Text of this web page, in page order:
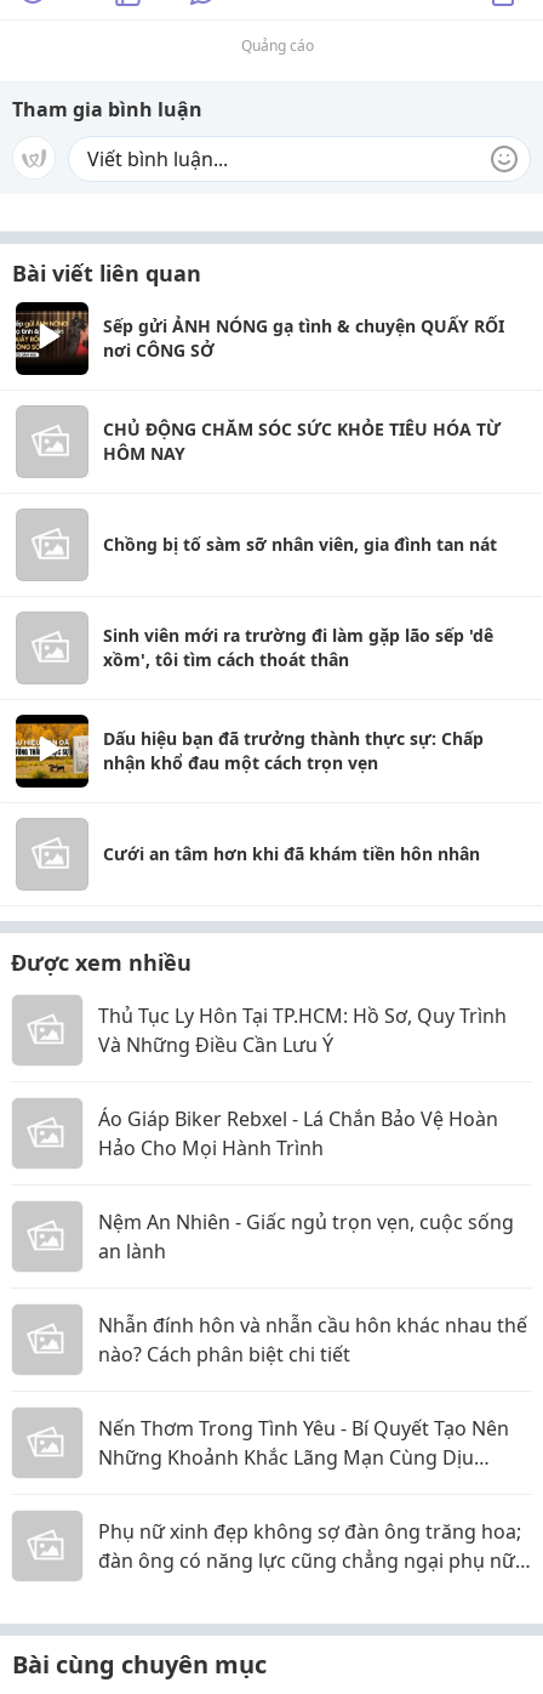
Quảng cáo
Tham gia bình luận
Bài viết liên quan
Sếp gửi ẢNH NÓNG gạ tình & chuyện QUẤY RỐI
nơi CÔNG SỞ
CHỦ ĐỘNG CHĂM SÓC SỨC KHỎE TIÊU HÓA TỪ
HÔM NAY
Chồng bị tố sàm sỡ nhân viên, gia đình tan nát
Sinh viên mới ra trường đi làm gặp lão sếp 'dê
xồm', tôi tìm cách thoát thân
Dấu hiệu bạn đã trưởng thành thực sự: Chấp
nhận khổ đau một cách trọn vẹn
Cưới an tâm hơn khi đã khám tiền hôn nhân
Được xem nhiều
Thủ Tục Ly Hôn Tại TP.HCM: Hồ Sơ, Quy Trình
Và Những Điều Cần Lưu Ý
Áo Giáp Biker Rebxel - Lá Chắn Bảo Vệ Hoàn
Hảo Cho Mọi Hành Trình
Nệm An Nhiên - Giấc ngủ trọn vẹn, cuộc sống
an lành
Nhẫn đính hôn và nhẫn cầu hôn khác nhau thế
nào? Cách phân biệt chi tiết
Nến Thơm Trong Tình Yêu - Bí Quyết Tạo Nên
Những Khoảnh Khắc Lãng Mạn Cùng Dịu
Phụ nữ xinh đẹp không sợ đàn ông trăng hoa;
đàn ông có năng lực cũng chẳng ngại phụ nữ
Bài cùng chuyên mục